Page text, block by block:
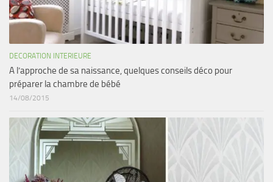
DECORATION INTERIEURE
A l’approche de sa naissance, quelques conseils déco pour
préparer la chambre de bébé
14/08/2015